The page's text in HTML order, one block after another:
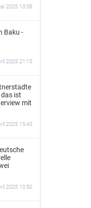
2025 13:58
Baku -
2025 21:15
ist
mit
2025 15:43
2025 10:50